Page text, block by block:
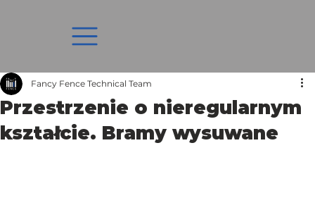
Przestrzenie o nieregularnym
kształcie. Bramy wysuwane
Fancy Fence Technical Team